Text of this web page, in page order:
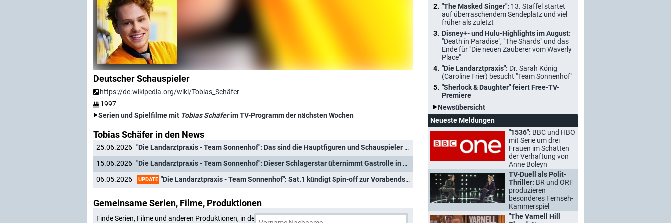
Deutscher Schauspieler
https://de.wikipedia.org/wiki/Tobias_Schäfer
1997
Serien und Spielfilme mit Tobias Schäferim TV-Programm der nächsten Wochen
Tobias Schäfer in den News
25.06.2026
"Die Landarztpraxis - Team Sonnenhof": Das sind die Hauptfiguren und Schauspieler des neuen Spin-Offs
15.06.2026
"Die Landarztpraxis - Team Sonnenhof": Dieser Schlagerstar übernimmt Gastrolle in neuem Ableger
06.05.2026
UPDATE "Die Landarztpraxis - Team Sonnenhof": Sat.1 kündigt Spin-off zur Vorabendserie an
Gemeinsame Serien, Filme, Produktionen
Finde Serien, Filme und anderen Produktionen, in denen Tobias Schäfer
"The Masked Singer": 13. Staffel startet
auf überraschendem Sendeplatz und viel
früher als zuletzt
Disney+- und Hulu-Highlights im August:
"Death in Paradise", "The Shards" und das
Ende für "Die neuen Zauberer vom Waverly
Place"
"Die Landarztpraxis": Dr. Sarah König
(Caroline Frier) besucht "Team Sonnenhof"
"Sherlock & Daughter" feiert Free-TV-
Premiere
Newsübersicht
Neueste Meldungen
"1536": BBC und HBO
mit Serie um drei
Frauen im Schatten
der Verhaftung von
Anne Boleyn
TV-Duell als Polit-
Thriller: BR und ORF
produzieren
besonderes Fernseh-
Kammerspiel
"The Varnell Hill